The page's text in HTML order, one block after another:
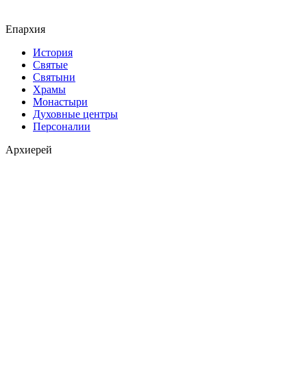
Епархия
История
Святые
Святыни
Храмы
Монастыри
Духовные центры
Персоналии
Архиерей